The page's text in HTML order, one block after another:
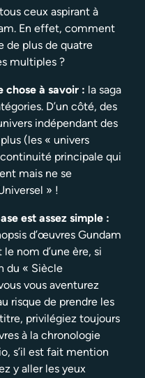
ceux aspirant à
En effet, comment
de plus de quatre
multiples ?
chose à savoir : la saga
D’un côté, des
indépendant des
(les « univers
principale qui
mais ne se
» !
est assez simple :
d’œuvres Gundam
nom d’une ère, si
du « Siècle
vous aventurez
risque de prendre les
privilégiez toujours
à la chronologie
s’il est fait mention
y aller les yeux